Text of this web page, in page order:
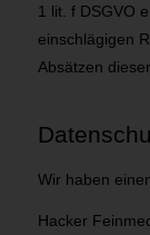
1 lit. f DSGVO
einschlägigen
Absätzen
Wir haben
Hacker